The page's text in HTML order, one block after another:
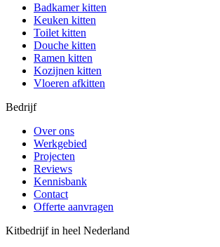
Badkamer kitten
Keuken kitten
Toilet kitten
Douche kitten
Ramen kitten
Kozijnen kitten
Vloeren afkitten
Bedrijf
Over ons
Werkgebied
Projecten
Reviews
Kennisbank
Contact
Offerte aanvragen
Kitbedrijf in heel Nederland